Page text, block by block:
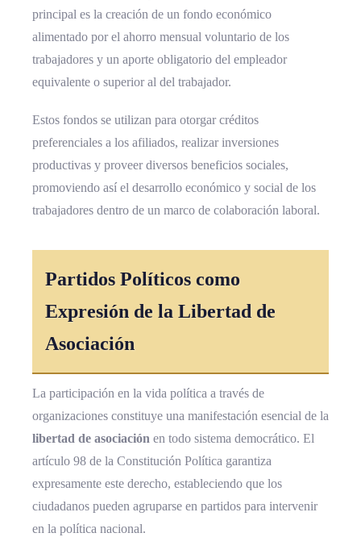
principal es la creación de un fondo económico
alimentado por el ahorro mensual voluntario de los
trabajadores y un aporte obligatorio del empleador
equivalente o superior al del trabajador.
Estos fondos se utilizan para otorgar créditos
preferenciales a los afiliados, realizar inversiones
productivas y proveer diversos beneficios sociales,
promoviendo así el desarrollo económico y social de los
trabajadores dentro de un marco de colaboración laboral.
Partidos Políticos como
Expresión de la Libertad de
Asociación
La participación en la vida política a través de
organizaciones constituye una manifestación esencial de la
libertad de asociación en todo sistema democrático. El
artículo 98 de la Constitución Política garantiza
expresamente este derecho, estableciendo que los
ciudadanos pueden agruparse en partidos para intervenir
en la política nacional.